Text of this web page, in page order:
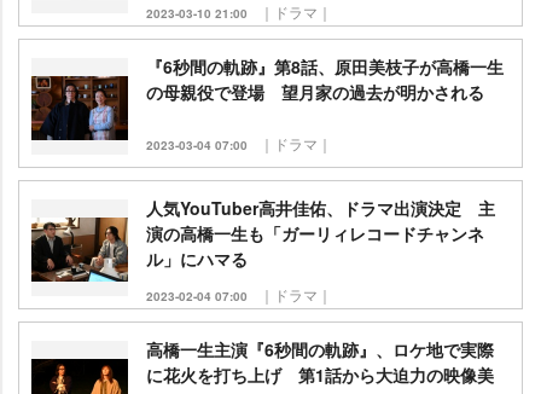
2023-03-10 21:00 ｜ドラマ｜
『6秒間の軌跡』第8話、原田美枝子が高橋一生
の母親役で登場 望月家の過去が明かされる
2023-03-04 07:00 ｜ドラマ｜
人気YouTuber高井佳佑、ドラマ出演決定 主
演の高橋一生も「ガーリィレコードチャンネ
ル」にハマる
2023-02-04 07:00 ｜ドラマ｜
高橋一生主演『6秒間の軌跡』、ロケ地で実際
に花火を打ち上げ 第1話から大迫力の映像美